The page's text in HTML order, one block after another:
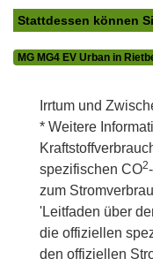
Stattdessen können
MG MG4 EV Urban in
Irrtum und
* Weitere
spezifischen CO2
zum
'Leitfaden über
die offiziellen
den offiziellen